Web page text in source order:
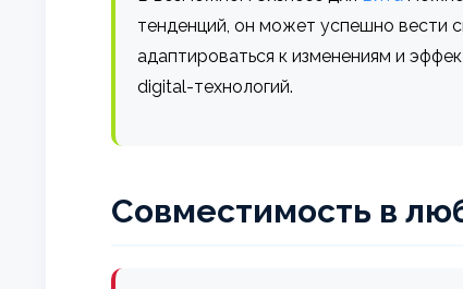
тенденций, он может успешно вести
адаптироваться к изменениям и
digital-технологий.
Совместимость в